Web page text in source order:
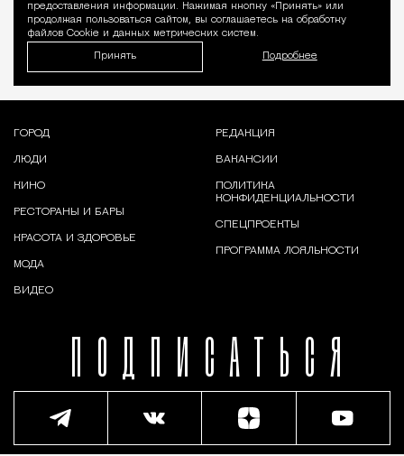
предоставления информации. Нажимая кнопку «Принять» или
продолжая пользоваться сайтом, вы соглашаетесь на обработку
файлов Cookie и данных метрических систем.
Принять Подробнее
ПОДПИСАТЬСЯ
ГОРОД
ЛЮДИ
КИНО
РЕСТОРАНЫ И БАРЫ
КРАСОТА И ЗДОРОВЬЕ
МОДА
ВИДЕО
РЕДАКЦИЯ
ВАКАНСИИ
ПОЛИТИКА
КОНФИДЕНЦИАЛЬНОСТИ
СПЕЦПРОЕКТЫ
ПРОГРАММА ЛОЯЛЬНОСТИ